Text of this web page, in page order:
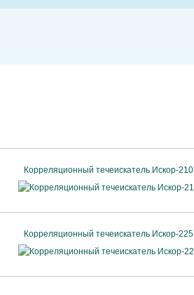
Корреляционный течеискатель Искор-210
Корреляционный течеискатель Искор-225